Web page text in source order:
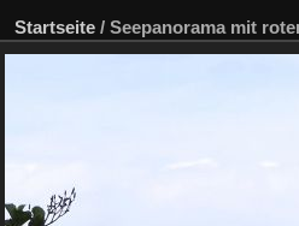
Startseite / Seepanorama mit